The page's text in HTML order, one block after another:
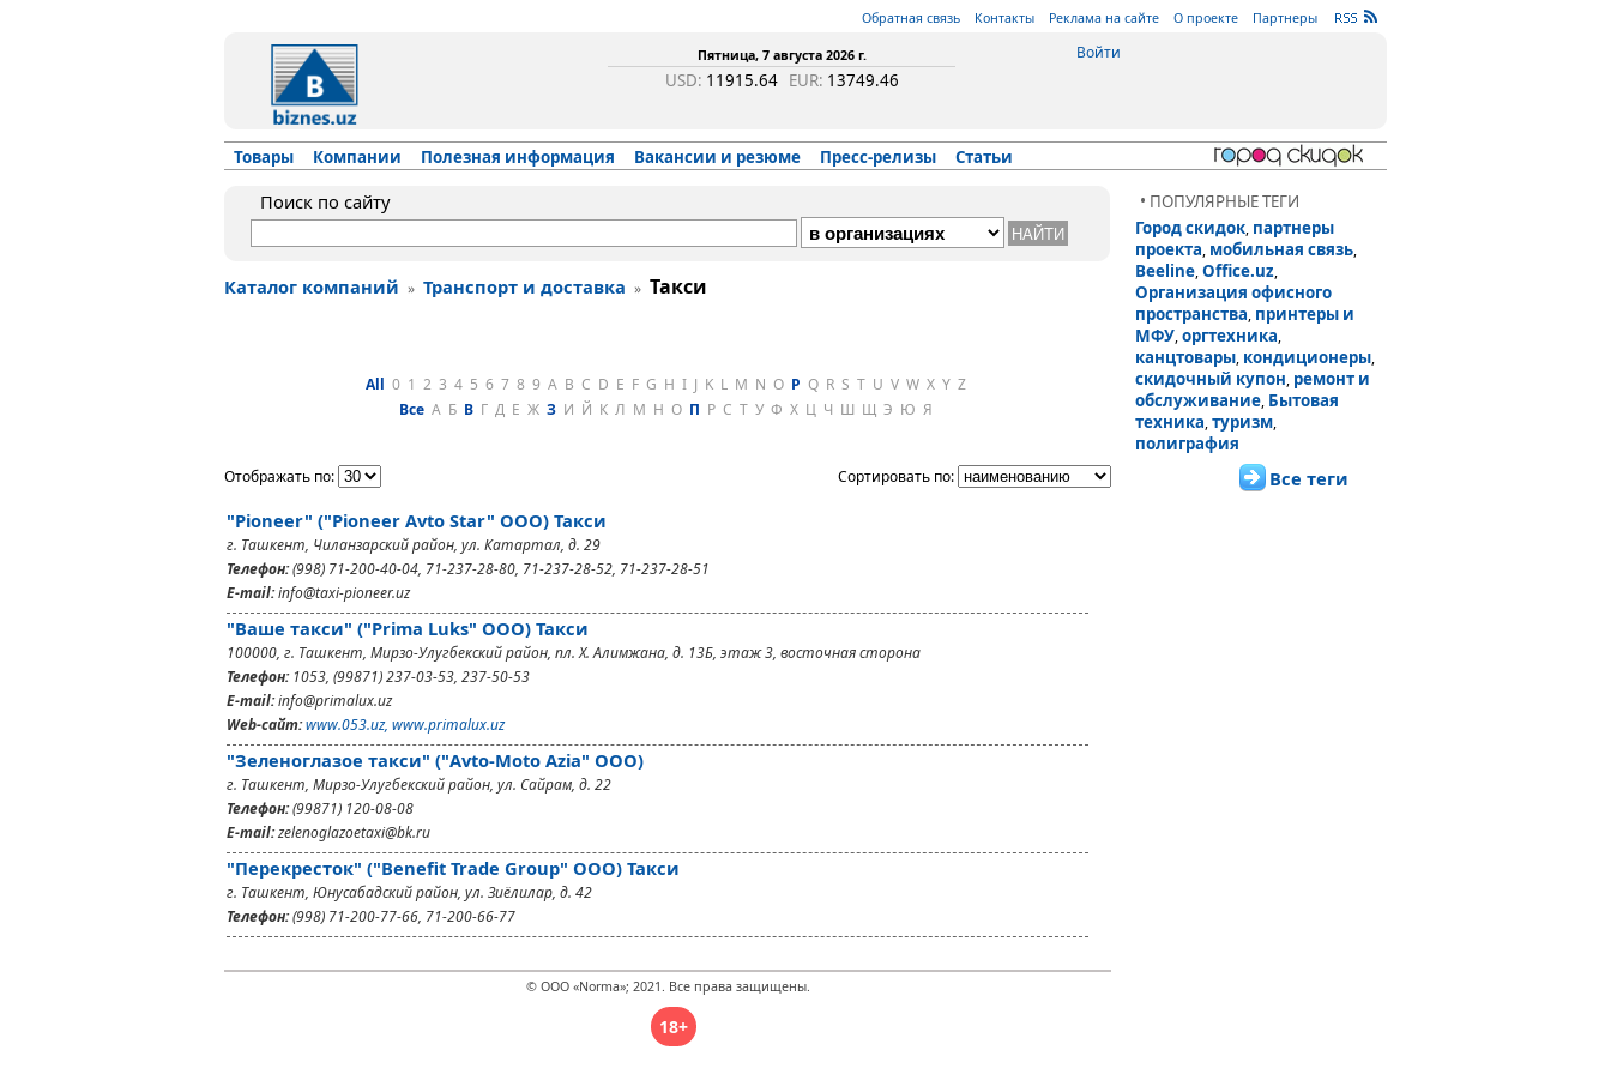
Партнеры
О проекте
Реклама на сайте
Контакты
Обратная связь
Войти
Пятница, 7 августа 2026 г.
USD: 11915.64 EUR: 13749.46
Товары Компании Полезная информация Вакансии и резюме Пресс-релизы Статьи
• ПОПУЛЯРНЫЕ ТЕГИ
Город скидок, партнеры
проекта, мобильная связь,
Beeline,Office.uz,
Организация офисного
пространства, принтеры и
МФУ,оргтехника,
канцтовары, кондиционеры,
скидочный купон, ремонт и
обслуживание, Бытовая
техника,туризм,
полиграфия
Все теги
Поиск по сайту
Каталог компаний » Транспорт и доставка » Такси
All 0 1 2 3 4 5 6 7 8 9 A B C D E F G H I J K L M N O P Q R S T U V W X Y Z
Все А Б В Г Д Е Ж З И Й К Л М Н О П Р С Т У Ф Х Ц Ч Ш Щ Э Ю Я
Отображать по: Сортировать по:
"Pioneer" ("Pioneer Avto Star" OOO) Такси
г. Ташкент, Чиланзарский район, ул. Катартал, д. 29
Телефон:(998) 71-200-40-04, 71-237-28-80, 71-237-28-52, 71-237-28-51
E-mail:info@taxi-pioneer.uz
"Ваше такси" ("Prima Luks" ООО) Такси
100000, г. Ташкент, Мирзо-Улугбекский район, пл. Х. Алимжана, д. 13Б, этаж 3, восточная сторона
Телефон:1053, (99871) 237-03-53, 237-50-53
E-mail:info@primalux.uz
Web-сайт:www.053.uz, www.primalux.uz
"Зеленоглазое такси" ("Avto-Moto Azia" ООО)
г. Ташкент, Мирзо-Улугбекский район, ул. Сайрам, д. 22
Телефон:(99871) 120-08-08
E-mail:zelenoglazoetaxi@bk.ru
"Перекресток" ("Benefit Trade Group" ООО) Такси
г. Ташкент, Юнусабадский район, ул. Зиёлилар, д. 42
Телефон:(998) 71-200-77-66, 71-200-66-77
© ООО «Norma»; 2021. Все права защищены.
18+